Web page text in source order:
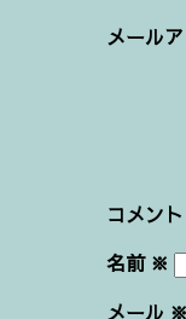
メール
コメント
名前 ※
メール ※